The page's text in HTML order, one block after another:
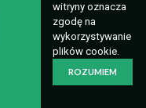
witryny oznacza
zgodę na
wykorzystywanie
plików cookie.
ROZUMIEM